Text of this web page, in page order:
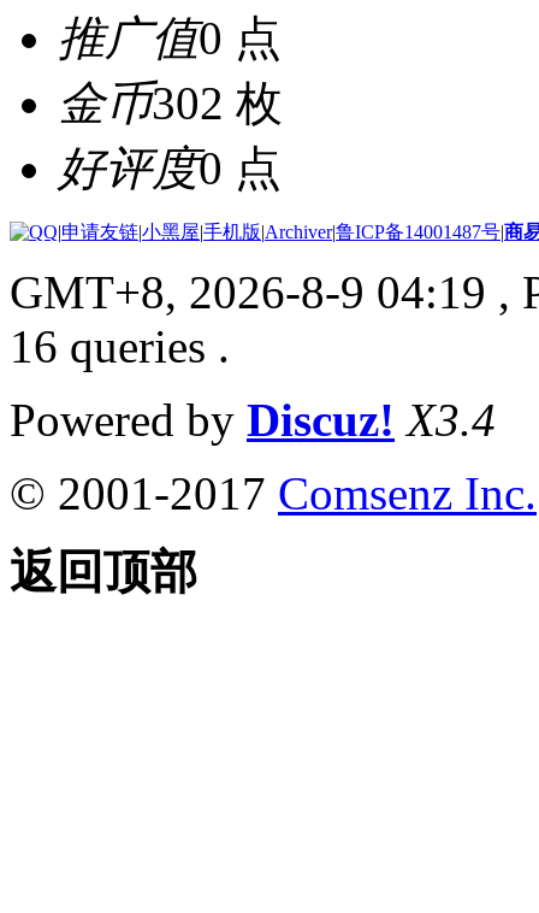
推广值0 点
金币302 枚
好评度0 点
|申请友链|小黑屋|手机版|Archiver|鲁ICP备14001487号|商
GMT+8, 2026-8-9 04:19 ,
16 queries .
Powered by Discuz! X3.4
© 2001-2017 Comsenz Inc.
返回顶部